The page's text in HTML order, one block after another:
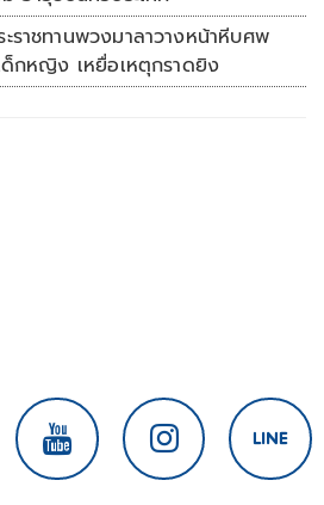
ราชทานพวงมาลาวางหน้าหีบศพ
กหญิง เหยื่อเหตุกราดยิง